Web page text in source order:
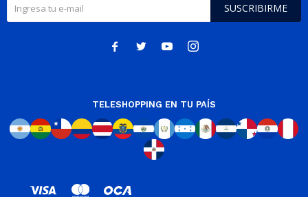
SUSCRIBIRME
   
TELESHOPPING EN TU PAÍS